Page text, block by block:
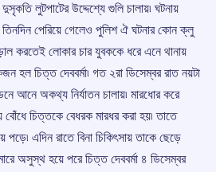
লুটপাটের উদ্দেশ্যে গুলি চালায়৷ ঘটনায়
পেরিয়ে গেলেও পুলিশ ঐ ঘটনার কোন ক্লু
করতেই লোকার চার যুবককে ধরে এনে থানায়
হল চিত্ত দেববর্মা৷ গত ২রা ডিসেম্বর রাত নয়টা
আনে অকথ্য নির্যাতন চালায়৷ মারধোর করে
বোঁধে চিত্তকে বেধরক মারধর করা হয়৷ তাতে
এদিন রাতে বিনা চিকিৎসায় তাকে ছেড়ে
অসুস্থ হয়ে পরে চিত্ত দেববর্মা ৪ ডিসেম্বর